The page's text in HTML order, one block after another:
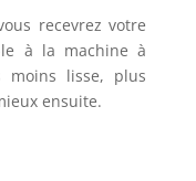
recevrez votre
le à la machine à
moins lisse, plus
ensuite.